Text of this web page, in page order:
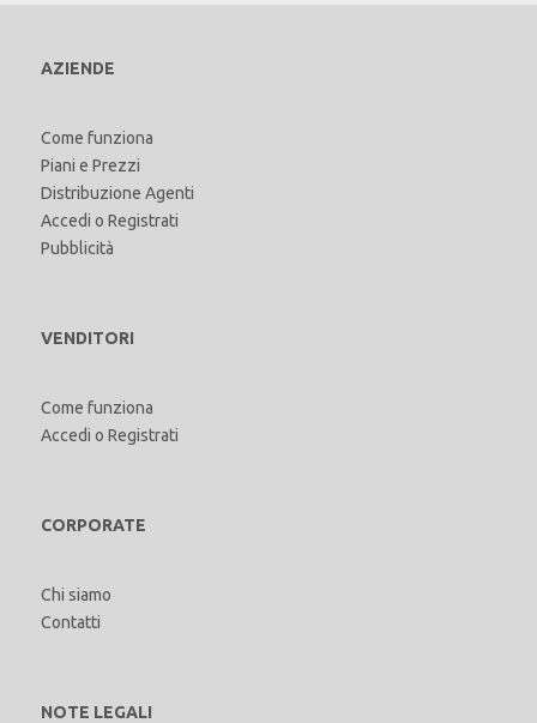
AZIENDE
Come funziona
Piani e Prezzi
Distribuzione Agenti
Accedi o Registrati
Pubblicità
VENDITORI
Come funziona
Accedi o Registrati
CORPORATE
Chi siamo
Contatti
NOTE LEGALI